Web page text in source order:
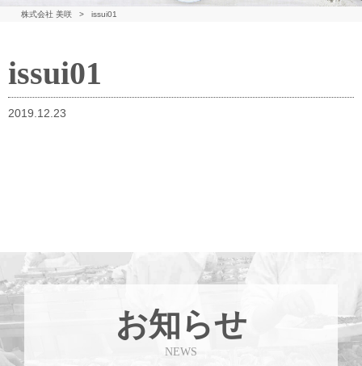
株式会社 美咲 > issui01
issui01
2019.12.23
お知らせ
NEWS